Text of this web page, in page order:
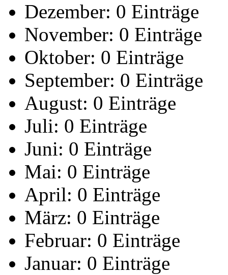
Dezember: 0 Einträge
November: 0 Einträge
Oktober: 0 Einträge
September: 0 Einträge
August: 0 Einträge
Juli: 0 Einträge
Juni: 0 Einträge
Mai: 0 Einträge
April: 0 Einträge
März: 0 Einträge
Februar: 0 Einträge
Januar: 0 Einträge